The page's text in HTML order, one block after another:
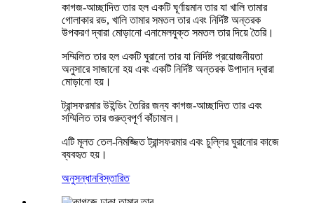
কাগজ-আচ্ছাদিত তার হল একটি ঘূর্ণায়মান তার যা খালি তামার
গোলাকার রড, খালি তামার সমতল তার এবং নির্দিষ্ট অন্তরক
উপকরণ দ্বারা মোড়ানো এনামেলযুক্ত সমতল তার দিয়ে তৈরি।
সম্মিলিত তার হল একটি ঘুরানো তার যা নির্দিষ্ট প্রয়োজনীয়তা
অনুসারে সাজানো হয় এবং একটি নির্দিষ্ট অন্তরক উপাদান দ্বারা
মোড়ানো হয়।
ট্রান্সফরমার উইন্ডিং তৈরির জন্য কাগজ-আচ্ছাদিত তার এবং
সম্মিলিত তার গুরুত্বপূর্ণ কাঁচামাল।
এটি মূলত তেল-নিমজ্জিত ট্রান্সফরমার এবং চুল্লির ঘুরানোর কাজে
ব্যবহৃত হয়।
অনুসন্ধানবিস্তারিত